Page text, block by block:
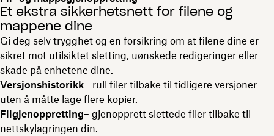
Et ekstra sikkerhetsnett for filene og
mappene dine
Gi deg selv trygghet og en forsikring om at filene dine er
sikret mot utilsiktet sletting, uønskede redigeringer eller
skade på enhetene dine.
Versjonshistorikk—rull filer tilbake til tidligere versjoner
uten å måtte lage flere kopier.
Filgjenoppretting– gjenopprett slettede filer tilbake til
nettskylagringen din.